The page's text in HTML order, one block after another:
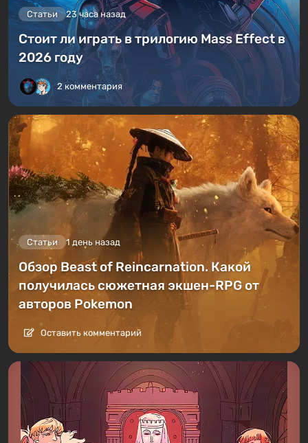
Статьи 23 часа назад
Стоит ли играть в трилогию Mass Effect в
2026 году
2 комментария
Статьи 1 день назад
Обзор Beast of Reincarnation. Какой
получилась сюжетная экшен-RPG от
авторов Pokemon
Оставить комментарий